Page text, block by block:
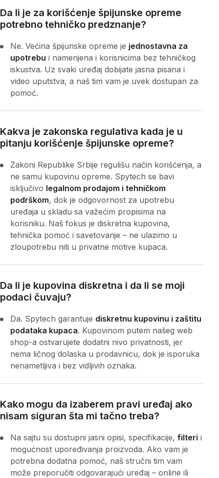
Da li je za korišćenje špijunske opreme
potrebno tehničko predznanje?
Ne. Većina špijunske opreme je jednostavna za
upotrebu i namenjena i korisnicima bez tehničkog
iskustva. Uz svaki uređaj dobijate jasna pisana i
video uputstva, a naš tim vam je uvek dostupan za
pomoć.
Kakva je zakonska regulativa kada je u
pitanju korišćenje špijunske opreme?
Zakoni Republike Srbije regulišu način korišćenja, a
ne samu kupovinu opreme. Spytech se bavi
isključivo legalnom prodajom i tehničkom
podrškom, dok je odgovornost za upotrebu
uređaja u skladu sa važećim propisima na
korisniku. Naš fokus je diskretna kupovina,
tehnička pomoć i savetovanje – ne ulazimo u
zloupotrebu niti u privatne motive kupaca.
Da li je kupovina diskretna i da li se moji
podaci čuvaju?
Da. Spytech garantuje diskretnu kupovinu i zaštitu
podataka kupaca. Kupovinom putem našeg web
shop-a ostvarujete dodatni nivo privatnosti, jer
nema ličnog dolaska u prodavnicu, dok je isporuka
nenametljiva i bez vidljivih oznaka.
Kako mogu da izaberem pravi uređaj ako
nisam siguran šta mi tačno treba?
Na sajtu su dostupni jasni opisi, specifikacije, filteri i
mogućnost upoređivanja proizvoda. Ako vam je
potrebna dodatna pomoć, naš stručni tim vam
može preporučiti odgovarajući uređaj – online ili